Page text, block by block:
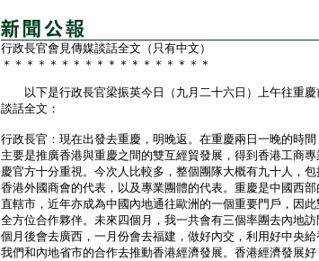
行政長官會見傳媒談話全文（只有中文）
＊＊＊＊＊＊＊＊＊＊＊＊＊＊＊＊＊＊
以下是行政長官梁振英今日（九月二十六日）上午往重慶
談話全文：
行政長官：現在出發去重慶，明晚返。在重慶兩日一晚的時
主要是推廣香港與重慶之間的雙互經貿發展，得到香港工商
慶官方十分重視。今次人比較多，整個團隊大概有九十人，
香港外國商會的代表，以及專業團體的代表。重慶是中國西
直轄市，近年亦成為中國內地通往歐洲的一個重要門戶，因
全方位合作夥伴。未來四個月，我一共會有三個率團去內地
個月後會去廣西，一月份會去福建，做好內交，利用好中央
我們和內地省市的合作去推動香港經濟發展。香港經濟發展好